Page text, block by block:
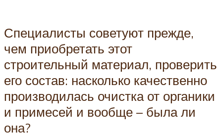
Специалисты советуют прежде,
чем приобретать этот
строительный материал, проверить
его состав: насколько качественно
производилась очистка от органики
и примесей и вообще – была ли
она?